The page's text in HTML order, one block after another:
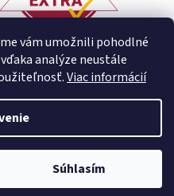
vám umožnili pohodlné
analýze neustále
Viac informácií
Súhlasím
Shoptet
. Všetky práva vyhradené.
100€